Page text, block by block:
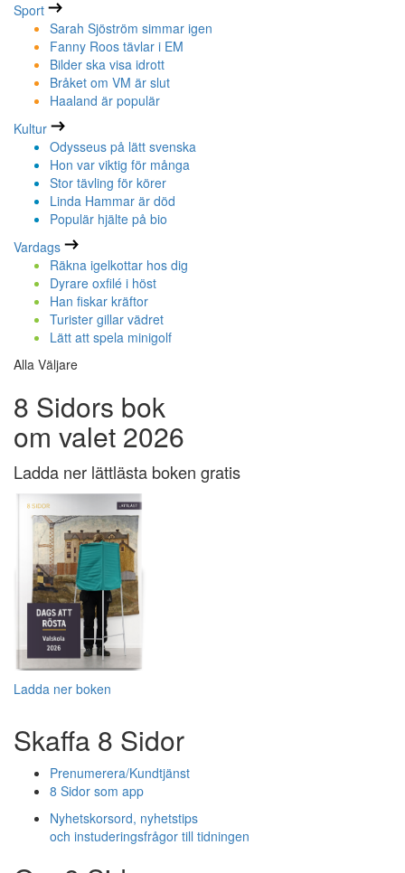
Sport
Sarah Sjöström simmar igen
Fanny Roos tävlar i EM
Bilder ska visa idrott
Bråket om VM är slut
Haaland är populär
Kultur
Odysseus på lätt svenska
Hon var viktig för många
Stor tävling för körer
Linda Hammar är död
Populär hjälte på bio
Vardags
Räkna igelkottar hos dig
Dyrare oxfilé i höst
Han fiskar kräftor
Turister gillar vädret
Lätt att spela minigolf
Alla Väljare
8 Sidors bok
om valet 2026
Ladda ner lättlästa boken gratis
Ladda ner boken
Skaffa 8 Sidor
Prenumerera/Kundtjänst
8 Sidor som app
Nyhetskorsord, nyhetstips
och instuderingsfrågor till tidningen